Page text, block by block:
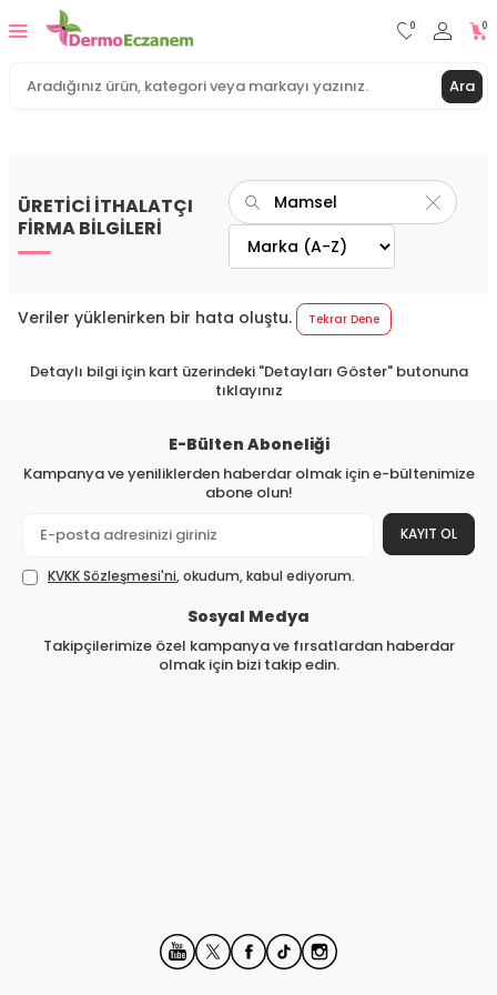
Ara
0 0
ÜRETİCİ İTHALATÇI
FİRMA BİLGİLERİ
Veriler yüklenirken bir hata oluştu. Tekrar Dene
Detaylı bilgi için kart üzerindeki "Detayları Göster" butonuna
tıklayınız
E-Bülten Aboneliği
Kampanya ve yeniliklerden haberdar olmak için e-bültenimize
abone olun!
KAYIT OL
KVKK Sözleşmesi'ni, okudum, kabul ediyorum.
Sosyal Medya
Takipçilerimize özel kampanya ve fırsatlardan haberdar
olmak için bizi takip edin.